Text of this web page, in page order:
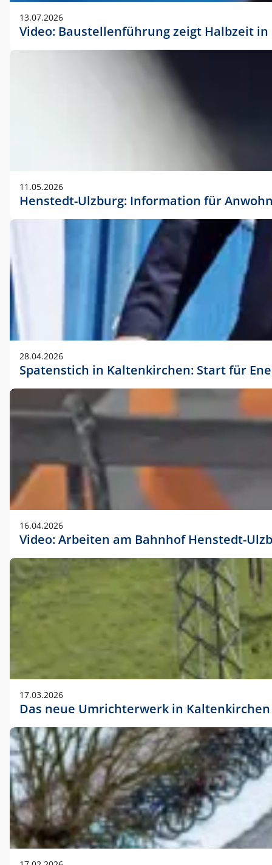
13.07.2026
Video: Baustellenführung zeigt Halbzeit
11.05.2026
Henstedt-Ulzburg: Information für
28.04.2026
Spatenstich in Kaltenkirchen: Start für
16.04.2026
Video: Arbeiten am Bahnhof Henstedt-
17.03.2026
Das neue Umrichterwerk in Kaltenkirchen